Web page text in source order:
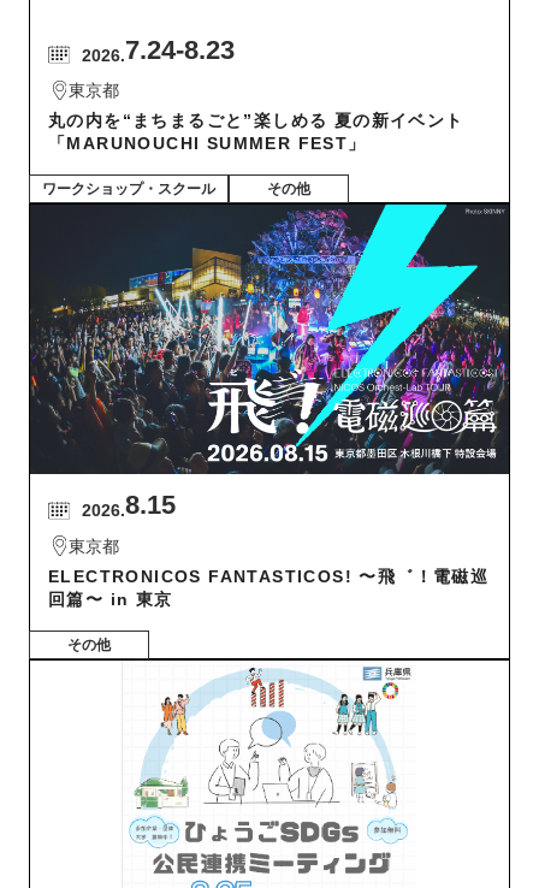
2026.7.24-8.23
東京都
丸の内を“まちまるごと”楽しめる 夏の新イベント
「MARUNOUCHI SUMMER FEST」
ワークショップ・スクール その他
2026.8.15
東京都
ELECTRONICOS FANTASTICOS! 〜飛゛！電磁巡
回篇〜 in 東京
その他